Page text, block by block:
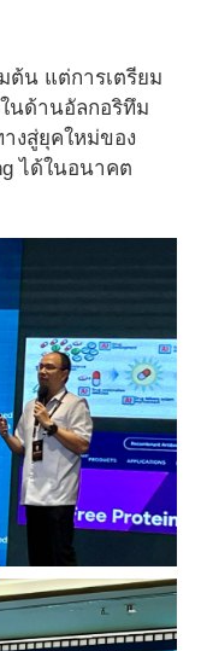
ต้น แต่การเตรียม
นด้านอัลกอริทึม
งสู่ยุคใหม่ของ
ได้ในอนาคต